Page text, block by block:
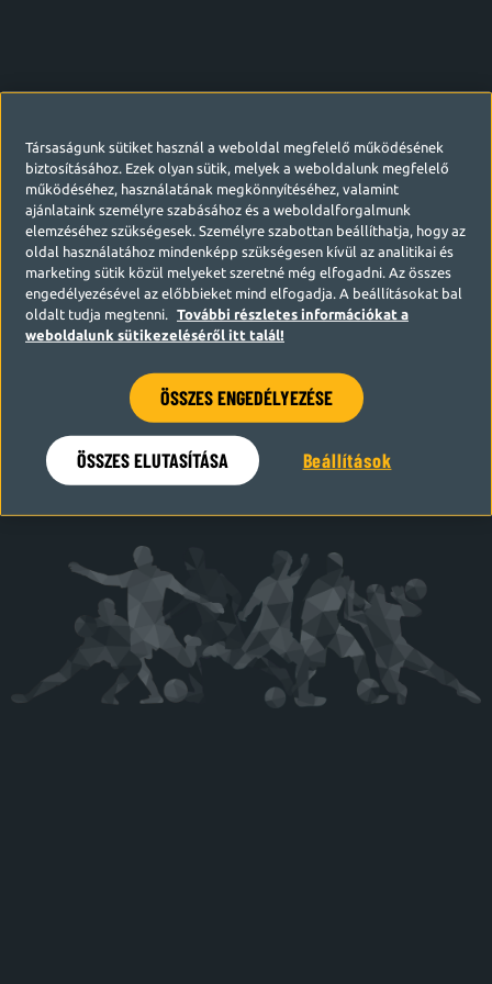
Hamarosan visszatérünk
Társaságunk sütiket használ a weboldal megfelelő működésének
biztosításához. Ezek olyan sütik, melyek a weboldalunk megfelelő
működéséhez, használatának megkönnyítéséhez, valamint
ajánlataink személyre szabásához és a weboldalforgalmunk
elemzéséhez szükségesek. Személyre szabottan beállíthatja, hogy az
oldal használatához mindenképp szükségesen kívül az analitikai és
marketing sütik közül melyeket szeretné még elfogadni. Az összes
engedélyezésével az előbbieket mind elfogadja. A beállításokat bal
oldalt tudja megtenni.
További részletes információkat a
weboldalunk sütikezeléséről itt talál!
ÖSSZES ENGEDÉLYEZÉSE
ÖSSZES ELUTASÍTÁSA Beállítások